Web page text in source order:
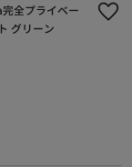
全プライベー
グリーン